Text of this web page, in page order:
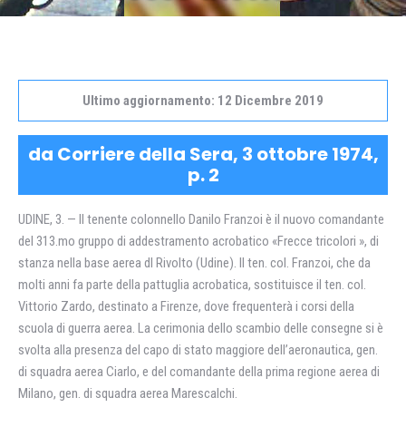
Ultimo aggiornamento: 12 Dicembre 2019
da Corriere della Sera, 3 ottobre 1974,
p. 2
UDINE, 3. — II tenente colonnello Danilo Franzoi è il nuovo comandante
del 313.mo gruppo di addestramento acrobatico «Frecce tricolori », di
stanza nella base aerea dl Rivolto (Udine). Il ten. col. Franzoi, che da
molti anni fa parte della pattuglia acrobatica, sostituisce il ten. col.
Vittorio Zardo, destinato a Firenze, dove frequenterà i corsi della
scuola di guerra aerea. La cerimonia dello scambio delle consegne si è
svolta alla presenza del capo di stato maggiore dell’aeronautica, gen.
di squadra aerea Ciarlo, e del comandante della prima regione aerea di
Milano, gen. di squadra aerea Marescalchi.